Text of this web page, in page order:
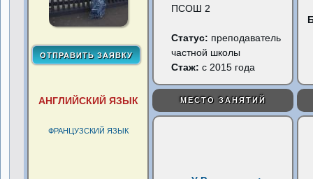
АНГЛИЙСКИЙ ЯЗЫК
ФРАНЦУЗСКИЙ ЯЗЫК
ПСОШ 2
Статус: преподаватель
частной школы
Стаж: с 2015 года
МЕСТО ЗАНЯТИЙ